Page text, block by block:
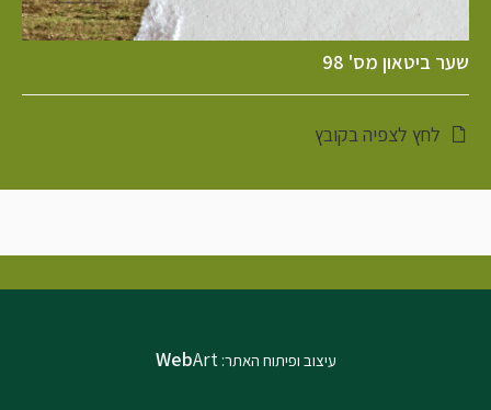
שער ביטאון מס' 98
לחץ לצפיה בקובץ
עיצוב ופיתוח האתר: WebArt